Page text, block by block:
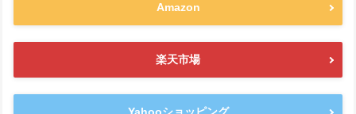
Amazon
楽天市場